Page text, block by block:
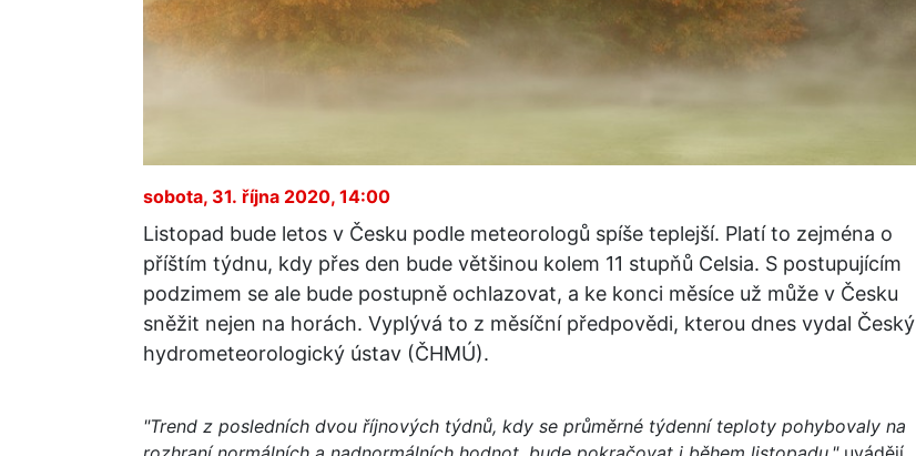
sobota, 31. října 2020, 14:00
Listopad bude letos v Česku podle meteorologů spíše teplejší. Platí to zejména o
příštím týdnu, kdy přes den bude většinou kolem 11 stupňů Celsia. S postupujícím
podzimem se ale bude postupně ochlazovat, a ke konci měsíce už může v Česku
sněžit nejen na horách. Vyplývá to z měsíční předpovědi, kterou dnes vydal Český
hydrometeorologický ústav (ČHMÚ).
"Trend z posledních dvou říjnových týdnů, kdy se průměrné týdenní teploty pohybovaly na